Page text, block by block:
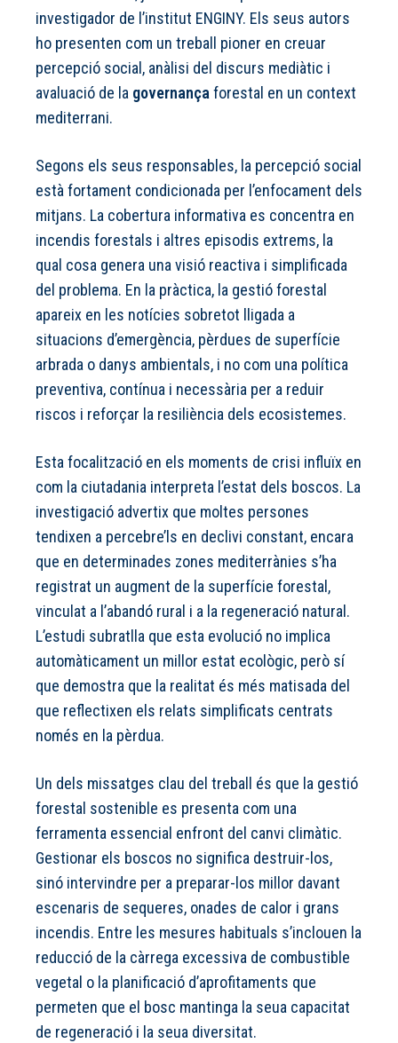
investigador de l’institut ENGINY. Els seus autors
ho presenten com un treball pioner en creuar
percepció social, anàlisi del discurs mediàtic i
avaluació de la governança forestal en un context
mediterrani.
Segons els seus responsables, la percepció social
està fortament condicionada per l’enfocament dels
mitjans. La cobertura informativa es concentra en
incendis forestals i altres episodis extrems, la
qual cosa genera una visió reactiva i simplificada
del problema. En la pràctica, la gestió forestal
apareix en les notícies sobretot lligada a
situacions d’emergència, pèrdues de superfície
arbrada o danys ambientals, i no com una política
preventiva, contínua i necessària per a reduir
riscos i reforçar la resiliència dels ecosistemes.
Esta focalització en els moments de crisi influïx en
com la ciutadania interpreta l’estat dels boscos. La
investigació advertix que moltes persones
tendixen a percebre’ls en declivi constant, encara
que en determinades zones mediterrànies s’ha
registrat un augment de la superfície forestal,
vinculat a l’abandó rural i a la regeneració natural.
L’estudi subratlla que esta evolució no implica
automàticament un millor estat ecològic, però sí
que demostra que la realitat és més matisada del
que reflectixen els relats simplificats centrats
només en la pèrdua.
Un dels missatges clau del treball és que la gestió
forestal sostenible es presenta com una
ferramenta essencial enfront del canvi climàtic.
Gestionar els boscos no significa destruir-los,
sinó intervindre per a preparar-los millor davant
escenaris de sequeres, onades de calor i grans
incendis. Entre les mesures habituals s’inclouen la
reducció de la càrrega excessiva de combustible
vegetal o la planificació d’aprofitaments que
permeten que el bosc mantinga la seua capacitat
de regeneració i la seua diversitat.